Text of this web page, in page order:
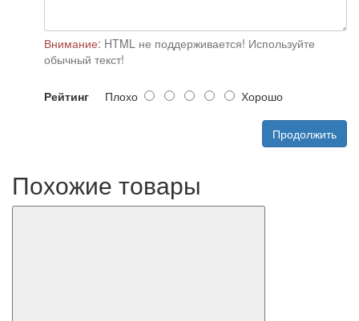
Внимание: HTML не поддерживается! Используйте
обычный текст!
Рейтинг Плохо Хорошо
Продолжить
Похожие товары